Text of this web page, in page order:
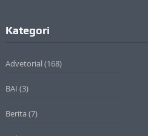
Kategori
Advetorial (168)
BAI (3)
Berita (7)